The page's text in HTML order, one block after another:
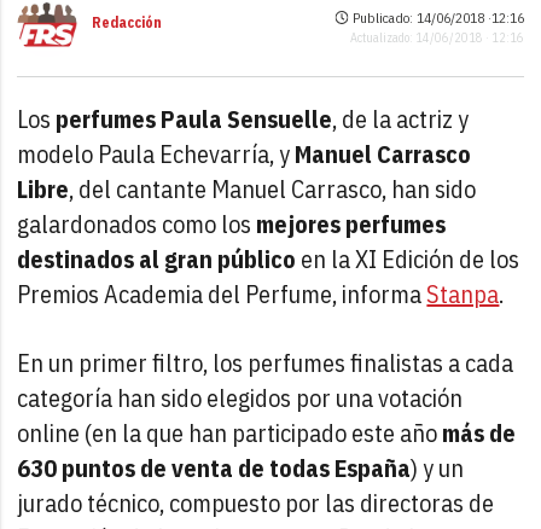
Redacción Publicado: 14/06/2018 ·12:16
Actualizado: 14/06/2018 · 12:16
Los perfumesPaula Sensuelle, de la actriz y
modelo Paula Echevarría, yManuel Carrasco
Libre, del cantante Manuel Carrasco, han sido
galardonados como los mejores perfumes
destinados al gran público en la XI Edición de los
Premios Academia del Perfume, informaStanpa.
En un primer filtro, los perfumes finalistas a cada
categoría han sido elegidos por una votación
online (en la que han participado este añomás de
630 puntos de venta de todas España) y un
jurado técnico, compuesto por las directoras de